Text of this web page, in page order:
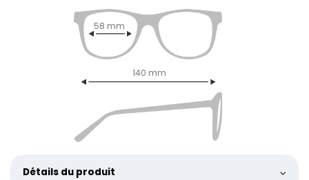
58 mm
140 mm
Détails du produit